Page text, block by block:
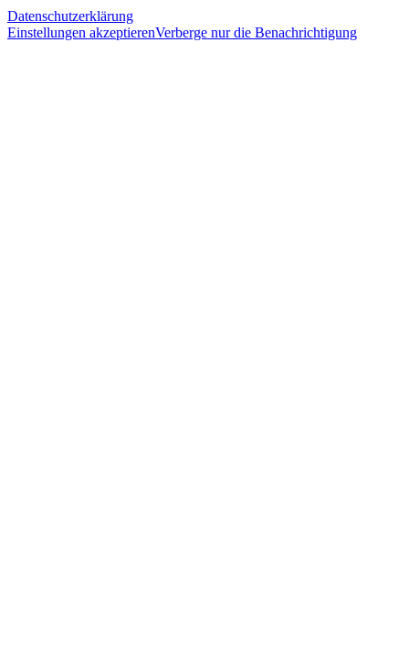
Datenschutzerklärung
Einstellungen akzeptierenVerberge nur die Benachrichtigung